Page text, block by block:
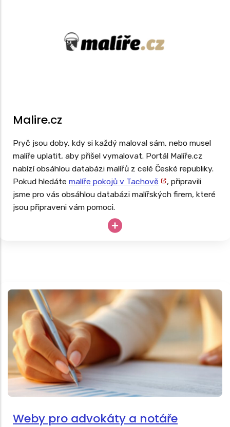
Malire.cz
Pryč jsou doby, kdy si každý maloval sám, nebo musel
malíře uplatit, aby přišel vymalovat. Portál Malíře.cz
nabízí obsáhlou databázi malířů z celé České republiky.
Pokud hledáte malíře pokojů v Tachově
, připravili
jsme pro vás obsáhlou databázi malířských firem, které
jsou připraveni vám pomoci.
Potřebujete vymalovat ihned, ale potřebujete si
Weby pro advokáty a notáře